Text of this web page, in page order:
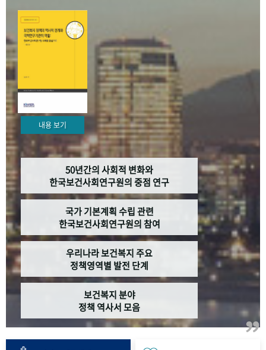
성과 50선 숫자로 보는 50년
세계와 함께 한 KIHASA
VR 역사관
내용 보기
50년간의 사회적 변화와
한국보건사회연구원의 중점 연구
국가 기본계획 수립 관련
한국보건사회연구원의 참여
우리나라 보건복지 주요
정책영역별 발전 단계
보건복지 분야
정책 역사서 모음